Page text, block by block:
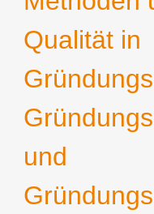
Qualität in
und